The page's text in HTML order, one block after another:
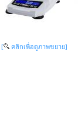
[ คลิกเพื่อดูภาพขยาย]